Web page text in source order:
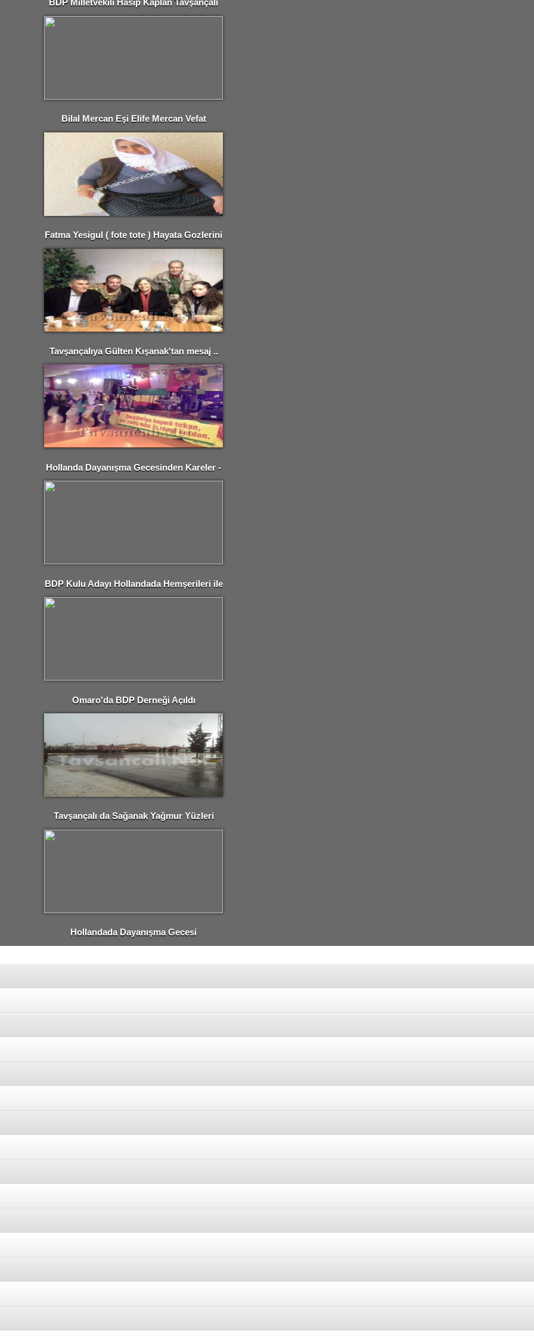
BDP Milletvekili Hasip Kaplan Tavşançalı
da..
Bilal Mercan Eşi Elife Mercan Vefat
Etmiştir.
Fatma Yesigul ( fote tote ) Hayata Gozlerini
Yumdu.
Tavşançalıya Gülten Kışanak'tan mesaj ..
Hollanda Dayanışma Gecesinden Kareler -
Guncel Video-
BDP Kulu Adayı Hollandada Hemşerileri ile
..
Omaro'da BDP Derneği Açıldı
Tavşançalı da Sağanak Yağmur Yüzleri
Güldürdü.
Hollandada Dayanışma Gecesi